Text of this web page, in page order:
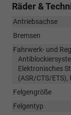
Räder &
Antriebsachse
Bremsen
Fahrwerk- und
Elektronisches
(ASR/CTS/
Felgengröße
Felgentyp